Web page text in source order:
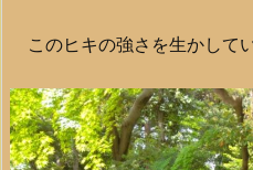
このヒキの強さを生かして